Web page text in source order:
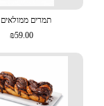
תמרים ממולאים M
₪59.00